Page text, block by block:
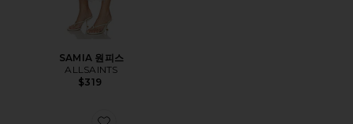
SAMIA 원피스
ALLSAINTS
$319